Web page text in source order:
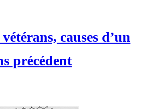
causes d’un
précédent